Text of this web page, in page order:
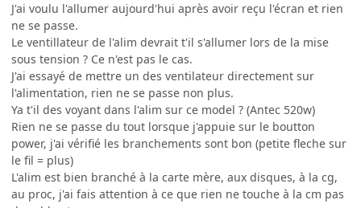
J'ai voulu l'allumer aujourd'hui après avoir reçu l'écran et rien
ne se passe.
Le ventillateur de l'alim devrait t'il s'allumer lors de la mise
sous tension ? Ce n'est pas le cas.
J'ai essayé de mettre un des ventilateur directement sur
l'alimentation, rien ne se passe non plus.
Ya t'il des voyant dans l'alim sur ce model ? (Antec 520w)
Rien ne se passe du tout lorsque j'appuie sur le boutton
power, j'ai vérifié les branchements sont bon (petite fleche sur
le fil = plus)
L'alim est bien branché à la carte mère, aux disques, à la cg,
au proc, j'ai fais attention à ce que rien ne touche à la cm pas